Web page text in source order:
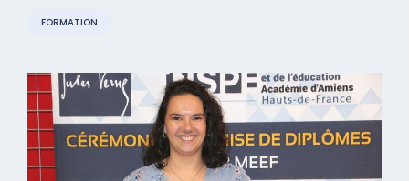
FORMATION